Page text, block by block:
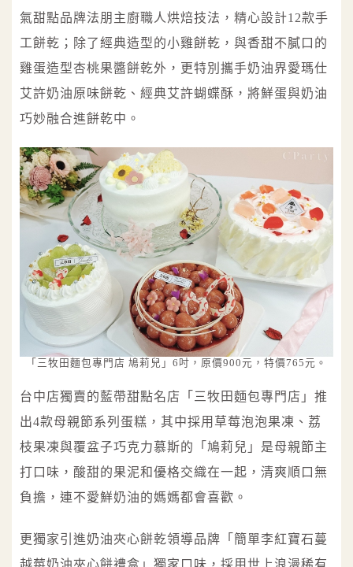
氣甜點品牌法朋主廚職人烘焙技法，精心設計12款手
工餅乾；除了經典造型的小雞餅乾，與香甜不膩口的
雞蛋造型杏桃果醬餅乾外，更特別攜手奶油界愛瑪仕
艾許奶油原味餅乾、經典艾許蝴蝶酥，將鮮蛋與奶油
巧妙融合進餅乾中。
「三牧田麵包專門店 鳩莉兒」6吋，原價900元，特價765元。
台中店獨賣的藍帶甜點名店「三牧田麵包專門店」推
出4款母親節系列蛋糕，其中採用草莓泡泡果凍、荔
枝果凍與覆盆子巧克力慕斯的「鳩莉兒」是母親節主
打口味，酸甜的果泥和優格交織在一起，清爽順口無
負擔，連不愛鮮奶油的媽媽都會喜歡。
更獨家引進奶油夾心餅乾領導品牌「簡單李紅寶石蔓
越莓奶油夾心餅禮盒」獨家口味，採用世上浪漫稀有